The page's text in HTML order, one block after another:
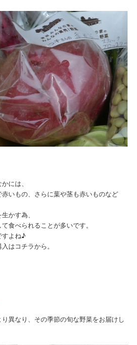
には、
いもの、さらに葉や茎も赤いものなど
かす為、
食べられることが多いです。
すよね♪
はコチラから。
異なり、その季節の旬な野菜をお届けし